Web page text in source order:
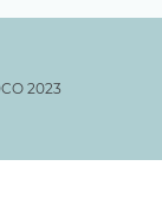
2023